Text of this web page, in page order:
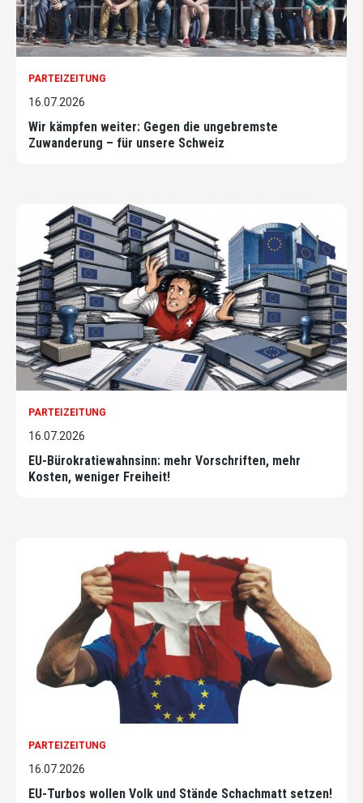
PARTEIZEITUNG
16.07.2026
Wir kämpfen weiter: Gegen die ungebremste
Zuwanderung – für unsere Schweiz
PARTEIZEITUNG
16.07.2026
EU-Bürokratiewahnsinn: mehr Vorschriften, mehr
Kosten, weniger Freiheit!
PARTEIZEITUNG
16.07.2026
EU-Turbos wollen Volk und Stände Schachmatt setzen!